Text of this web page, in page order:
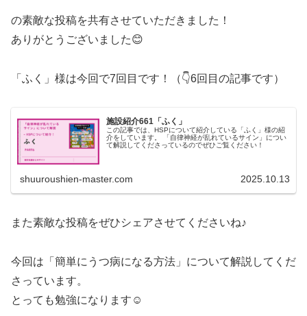
の素敵な投稿を共有させていただきました！
ありがとうございました😊
「ふく」様は今回で7回目です！（👇6回目の記事です）
施設紹介661「ふく」
この記事では、HSPについて紹介している「ふく」様の紹
介をしています。 「自律神経が乱れているサイン」につい
て解説してくださっているのでぜひご覧ください！
shuuroushien-master.com 2025.10.13
また素敵な投稿をぜひシェアさせてくださいね♪
今回は「簡単にうつ病になる方法」について解説してくだ
さっています。
とっても勉強になります☺